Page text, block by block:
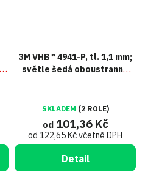
3M VHB™ 4941-P, tl. 1,1 mm;
světle šedá oboustranně
SKLADEM (2 ROLE)
od 122,65 Kč včetně DPH
od101,36 Kč
Detail